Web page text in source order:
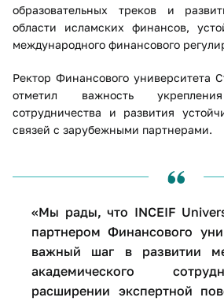
образовательных треков и
области исламских финансов,
международного финансового
Ректор Финансового университета
отметил важность
сотрудничества и развития
связей с зарубежными партнерами.
«Мы рады, что INCEIF
партнером Финансового
важный шаг в развитии
академического
расширении экспертной